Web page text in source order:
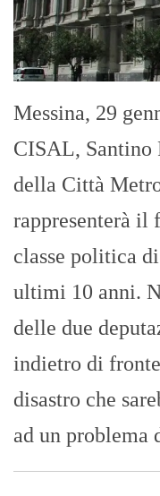
Messina, 29
CISAL,
della Città
rappresenterà il
classe politica
ultimi 10 anni.
delle due
indietro di
disastro che
ad un